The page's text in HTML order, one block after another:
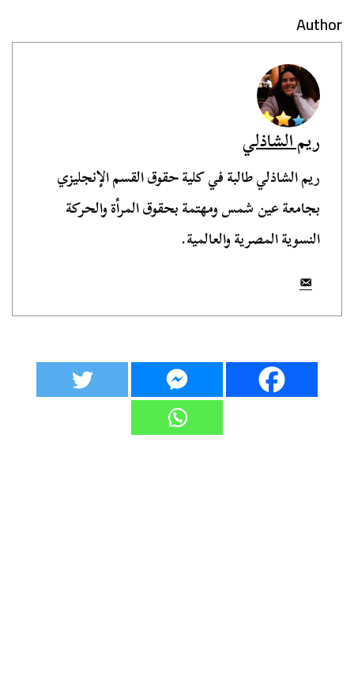
Author
ريم الشاذلي
ريم الشاذلي طالبة في كلية حقوق القسم الإنجليزي
بجامعة عين شمس ومهتمة بحقوق المرأة والحركة
النسوية المصرية والعالمية.